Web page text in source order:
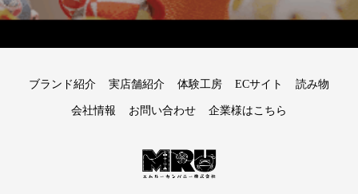
ブランド紹介 実店舗紹介 体験工房 ECサイト 読み物
会社情報 お問い合わせ 企業様はこちら